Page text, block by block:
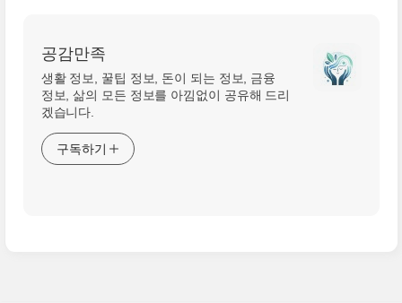
공감만족
생활 정보, 꿀팁 정보, 돈이 되는 정보, 금융
정보, 삶의 모든 정보를 아낌없이 공유해 드리
겠습니다.
구독하기